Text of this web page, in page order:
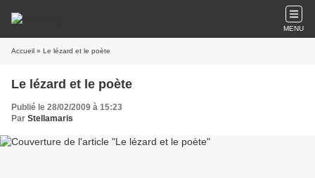
MENU
Accueil » Le lézard et le poète
Le lézard et le poète
Publié le 28/02/2009 à 15:23
Par Stellamaris